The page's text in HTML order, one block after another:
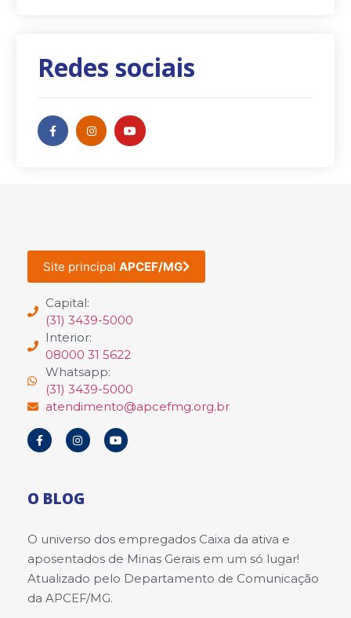
Redes sociais
Site principal APCEF/MG
Capital:
(31) 3439-5000
Interior:
08000 31 5622
Whatsapp:
(31) 3439-5000
atendimento@apcefmg.org.br
O BLOG
O universo dos empregados Caixa da ativa e
aposentados de Minas Gerais em um só lugar!
Atualizado pelo Departamento de Comunicação
da APCEF/MG.